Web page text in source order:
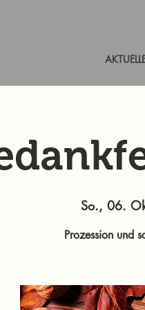
So., 06.
Prozession und